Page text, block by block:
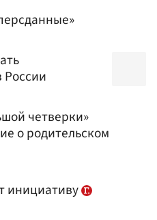
России
четверки»
о родительском
инициативу